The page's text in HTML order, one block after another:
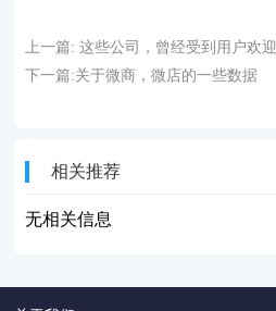
上一篇:这些公司，曾经受到用户欢迎
下一篇:关于微商，微店的一些数据
相关推荐
无相关信息